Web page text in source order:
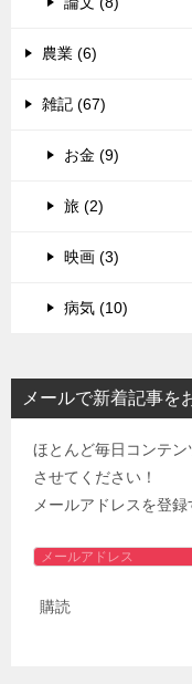
農業 (6)
雑記 (67)
お金 (9)
旅 (2)
映画 (3)
病気 (10)
メールで新着記事を
ほとんど毎日コンテ
させてください！
メールアドレスを登録
メ
ル
購読